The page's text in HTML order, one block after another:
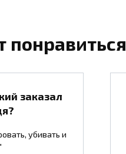
заказал
убивать и